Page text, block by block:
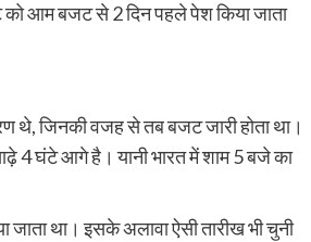
आम बजट से 2 दिन पहले पेश किया जाता
थे, जिनकी वजह से तब बजट जारी होता था।
4 घंटे आगे है। यानी भारत में शाम 5 बजे का
था। इसके अलावा ऐसी तारीख भी चुनी